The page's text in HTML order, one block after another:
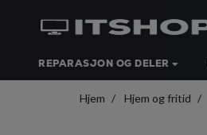
REPARASJON OG DELER
Hjem Hjem og fritid